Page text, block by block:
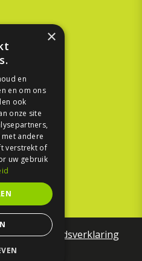
×
en
en om ons
ook
onze site
andere
verstrekt of
uw gebruik